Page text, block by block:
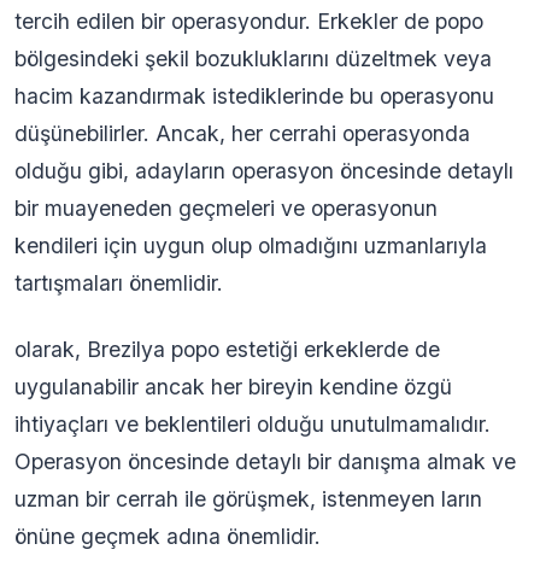
tercih edilen bir operasyondur. Erkekler de popo
bölgesindeki şekil bozukluklarını düzeltmek veya
hacim kazandırmak istediklerinde bu operasyonu
düşünebilirler. Ancak, her cerrahi operasyonda
olduğu gibi, adayların operasyon öncesinde detaylı
bir muayeneden geçmeleri ve operasyonun
kendileri için uygun olup olmadığını uzmanlarıyla
tartışmaları önemlidir.
olarak, Brezilya popo estetiği erkeklerde de
uygulanabilir ancak her bireyin kendine özgü
ihtiyaçları ve beklentileri olduğu unutulmamalıdır.
Operasyon öncesinde detaylı bir danışma almak ve
uzman bir cerrah ile görüşmek, istenmeyen ların
önüne geçmek adına önemlidir.